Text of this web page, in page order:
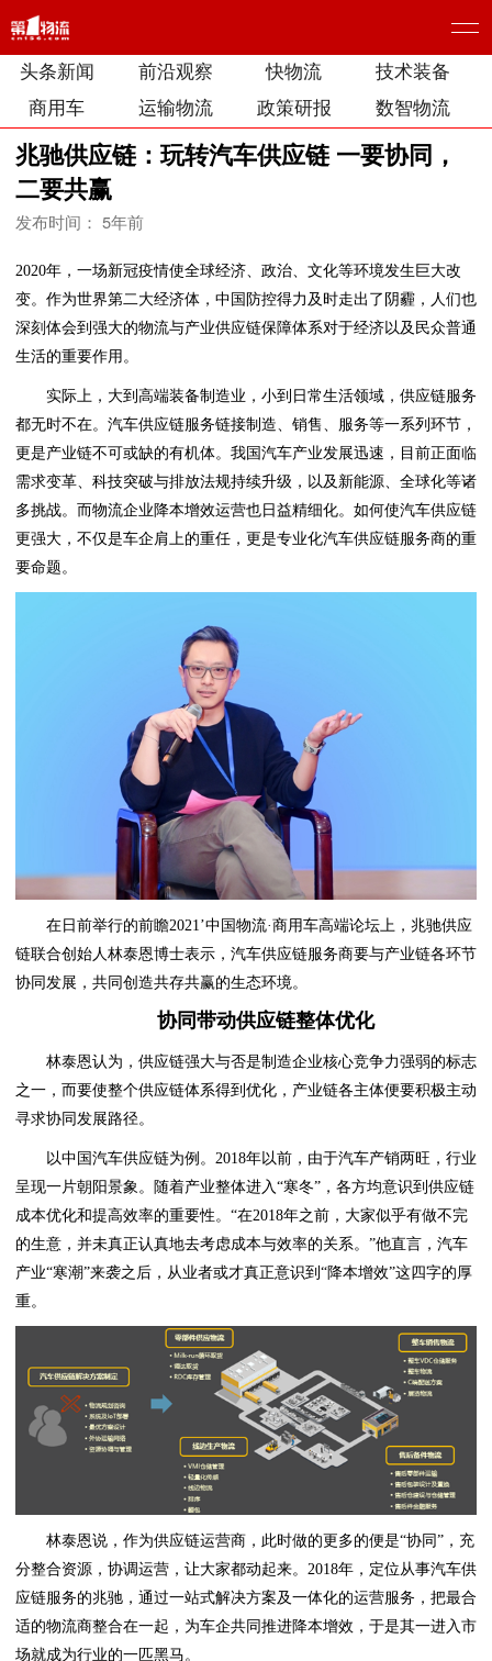
头条新闻 前沿观察 快物流
技术装备
商用车
运输物流 政策研报 数智物流
兆驰供应链：玩转汽车供应链 一要协同，
二要共赢
发布时间： 5年前
2020年，一场新冠疫情使全球经济、政治、文化等环境发生巨大改
变。作为世界第二大经济体，中国防控得力及时走出了阴霾，人们也
深刻体会到强大的物流与产业供应链保障体系对于经济以及民众普通
生活的重要作用。
实际上，大到高端装备制造业，小到日常生活领域，供应链服务
都无时不在。汽车供应链服务链接制造、销售、服务等一系列环节，
更是产业链不可或缺的有机体。我国汽车产业发展迅速，目前正面临
需求变革、科技突破与排放法规持续升级，以及新能源、全球化等诸
多挑战。而物流企业降本增效运营也日益精细化。如何使汽车供应链
更强大，不仅是车企肩上的重任，更是专业化汽车供应链服务商的重
要命题。
在日前举行的前瞻2021’中国物流·商用车高端论坛上，兆驰供应
链联合创始人林泰恩博士表示，汽车供应链服务商要与产业链各环节
协同发展，共同创造共存共赢的生态环境。
协同带动供应链整体优化
林泰恩认为，供应链强大与否是制造企业核心竞争力强弱的标志
之一，而要使整个供应链体系得到优化，产业链各主体便要积极主动
寻求协同发展路径。
以中国汽车供应链为例。2018年以前，由于汽车产销两旺，行业
呈现一片朝阳景象。随着产业整体进入“寒冬”，各方均意识到供应链
成本优化和提高效率的重要性。“在2018年之前，大家似乎有做不完
的生意，并未真正认真地去考虑成本与效率的关系。”他直言，汽车
产业“寒潮”来袭之后，从业者或才真正意识到“降本增效”这四字的厚
重。
林泰恩说，作为供应链运营商，此时做的更多的便是“协同”，充
分整合资源，协调运营，让大家都动起来。2018年，定位从事汽车供
应链服务的兆驰，通过一站式解决方案及一体化的运营服务，把最合
适的物流商整合在一起，为车企共同推进降本增效，于是其一进入市
场就成为行业的一匹黑马。